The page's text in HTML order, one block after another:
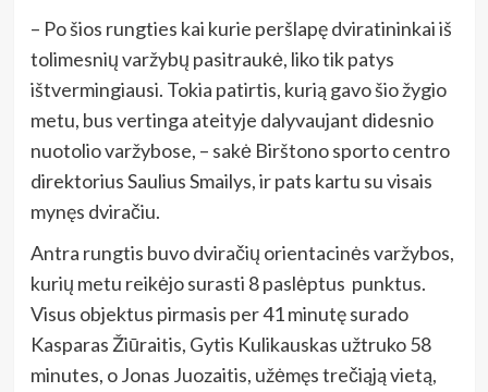
– Po šios rungties kai kurie peršlapę dviratininkai iš
tolimesnių varžybų pasitraukė, liko tik patys
ištvermingiausi. Tokia patirtis, kurią gavo šio žygio
metu, bus vertinga ateityje dalyvaujant didesnio
nuotolio varžybose, – sakė Birštono sporto centro
direktorius Saulius Smailys, ir pats kartu su visais
mynęs dviračiu.
Antra rungtis buvo dviračių orientacinės varžybos,
kurių metu reikėjo surasti 8 paslėptus punktus.
Visus objektus pirmasis per 41 minutę surado
Kasparas Žiūraitis, Gytis Kulikauskas užtruko 58
minutes, o Jonas Juozaitis, užėmęs trečiąją vietą,